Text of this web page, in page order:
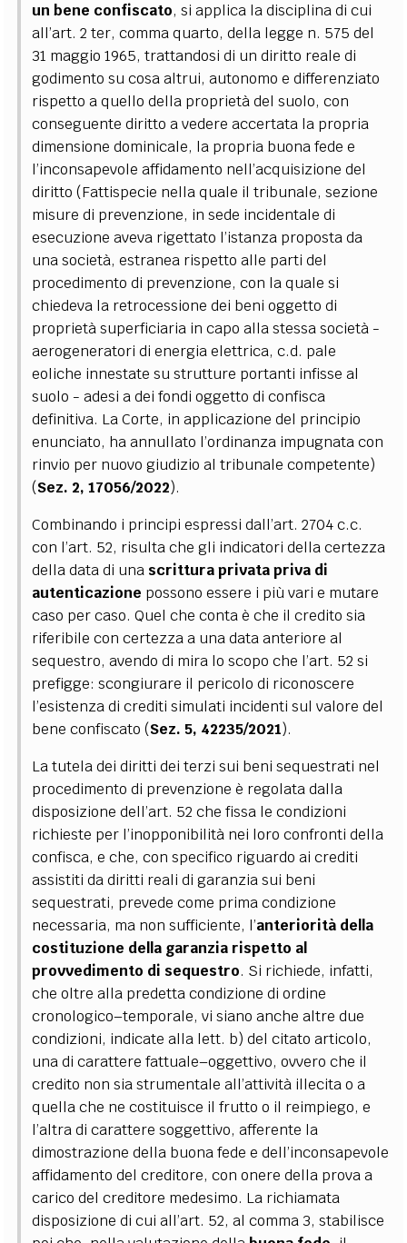
un bene confiscato, si applica la disciplina di cui
all’art. 2 ter, comma quarto, della legge n. 575 del
31 maggio 1965, trattandosi di un diritto reale di
godimento su cosa altrui, autonomo e differenziato
rispetto a quello della proprietà del suolo, con
conseguente diritto a vedere accertata la propria
dimensione dominicale, la propria buona fede e
l’inconsapevole affidamento nell’acquisizione del
diritto (Fattispecie nella quale il tribunale, sezione
misure di prevenzione, in sede incidentale di
esecuzione aveva rigettato l’istanza proposta da
una società, estranea rispetto alle parti del
procedimento di prevenzione, con la quale si
chiedeva la retrocessione dei beni oggetto di
proprietà superficiaria in capo alla stessa società -
aerogeneratori di energia elettrica, c.d. pale
eoliche innestate su strutture portanti infisse al
suolo - adesi a dei fondi oggetto di confisca
definitiva. La Corte, in applicazione del principio
enunciato, ha annullato l’ordinanza impugnata con
rinvio per nuovo giudizio al tribunale competente)
(Sez. 2, 17056/2022).
Combinando i principi espressi dall’art. 2704 c.c.
con l’art. 52, risulta che gli indicatori della certezza
della data di una scrittura privata priva di
autenticazione possono essere i più vari e mutare
caso per caso. Quel che conta è che il credito sia
riferibile con certezza a una data anteriore al
sequestro, avendo di mira lo scopo che l’art. 52 si
prefigge: scongiurare il pericolo di riconoscere
l’esistenza di crediti simulati incidenti sul valore del
bene confiscato (Sez. 5, 42235/2021).
La tutela dei diritti dei terzi sui beni sequestrati nel
procedimento di prevenzione è regolata dalla
disposizione dell’art. 52 che fissa le condizioni
richieste per l’inopponibilità nei loro confronti della
confisca, e che, con specifico riguardo ai crediti
assistiti da diritti reali di garanzia sui beni
sequestrati, prevede come prima condizione
necessaria, ma non sufficiente, l’anteriorità della
costituzione della garanzia rispetto al
provvedimento di sequestro. Si richiede, infatti,
che oltre alla predetta condizione di ordine
cronologico–temporale, vi siano anche altre due
condizioni, indicate alla lett. b) del citato articolo,
una di carattere fattuale–oggettivo, ovvero che il
credito non sia strumentale all’attività illecita o a
quella che ne costituisce il frutto o il reimpiego, e
l’altra di carattere soggettivo, afferente la
dimostrazione della buona fede e dell’inconsapevole
affidamento del creditore, con onere della prova a
carico del creditore medesimo. La richiamata
disposizione di cui all’art. 52, al comma 3, stabilisce